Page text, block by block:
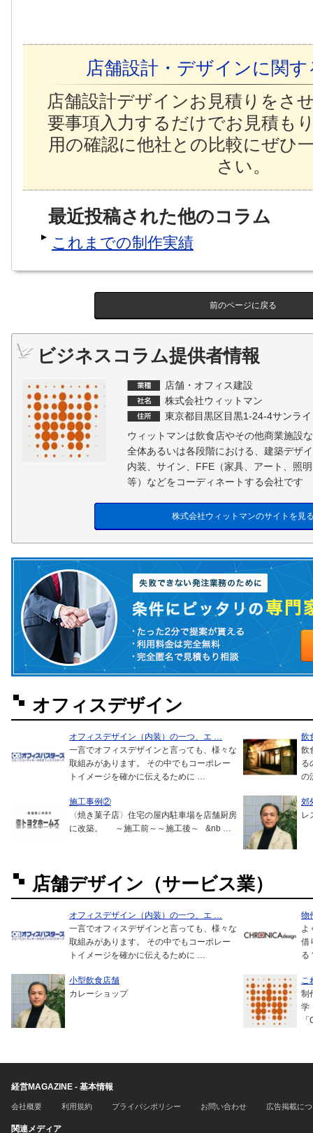
店舗設計・デザインに関
店舗設計デザインお見積りをさ
要事項入力するだけでお見積も
用の確認に他社との比較にぜひ
さい。
最近投稿された他のコラム
これまでの制作実績
前のページに戻る
ビジネスコラム提供者情報
店舗・オフィス建設
株式会社ウィットマン
東京都目黒区目黒1-24-4サンラ
ウィットマンは飲食店やその他商業施設
全体あるいは各段階における、建築デザ
内装、サイン、FFE（家具、アート、照
等）などをコーディネートする会社です
株式会社ウィットマンのサイトを見
オフィスデザイン
オフィスデザイン（内装）の一つ、エ …
一言でオフィスデザインと言っても、様々な
取組みがあります。 その中でもコーポレー
トイメージを確かに伝えるために …
飲
飲
る
の
施工事例②
〈焼き菓子店〉住宅の屋内駐車場を店舗厨房
に改築。 ～施工前～～施工後～ &nb …
郊
レ
店舗デザイン（サービス業）
オフィスデザイン（内装）の一つ、エ …
一言でオフィスデザインと言っても、様々な
取組みがあります。 その中でもコーポレー
トイメージを確かに伝えるために …
物
よ
借
る
小型飲食店舗
カレーショップ
こ
制
学
経営MAGAZINE - 基本情報
会社概要 利用規約 プライバシポリシー お問い合わせ 広告掲載に
関連メディア